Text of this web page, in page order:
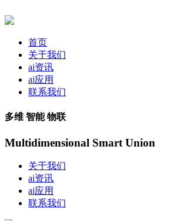
首页
关于我们
ai资讯
ai应用
联系我们
多维 智能 物联
Multidimensional Smart Union
关于我们
ai资讯
ai应用
联系我们